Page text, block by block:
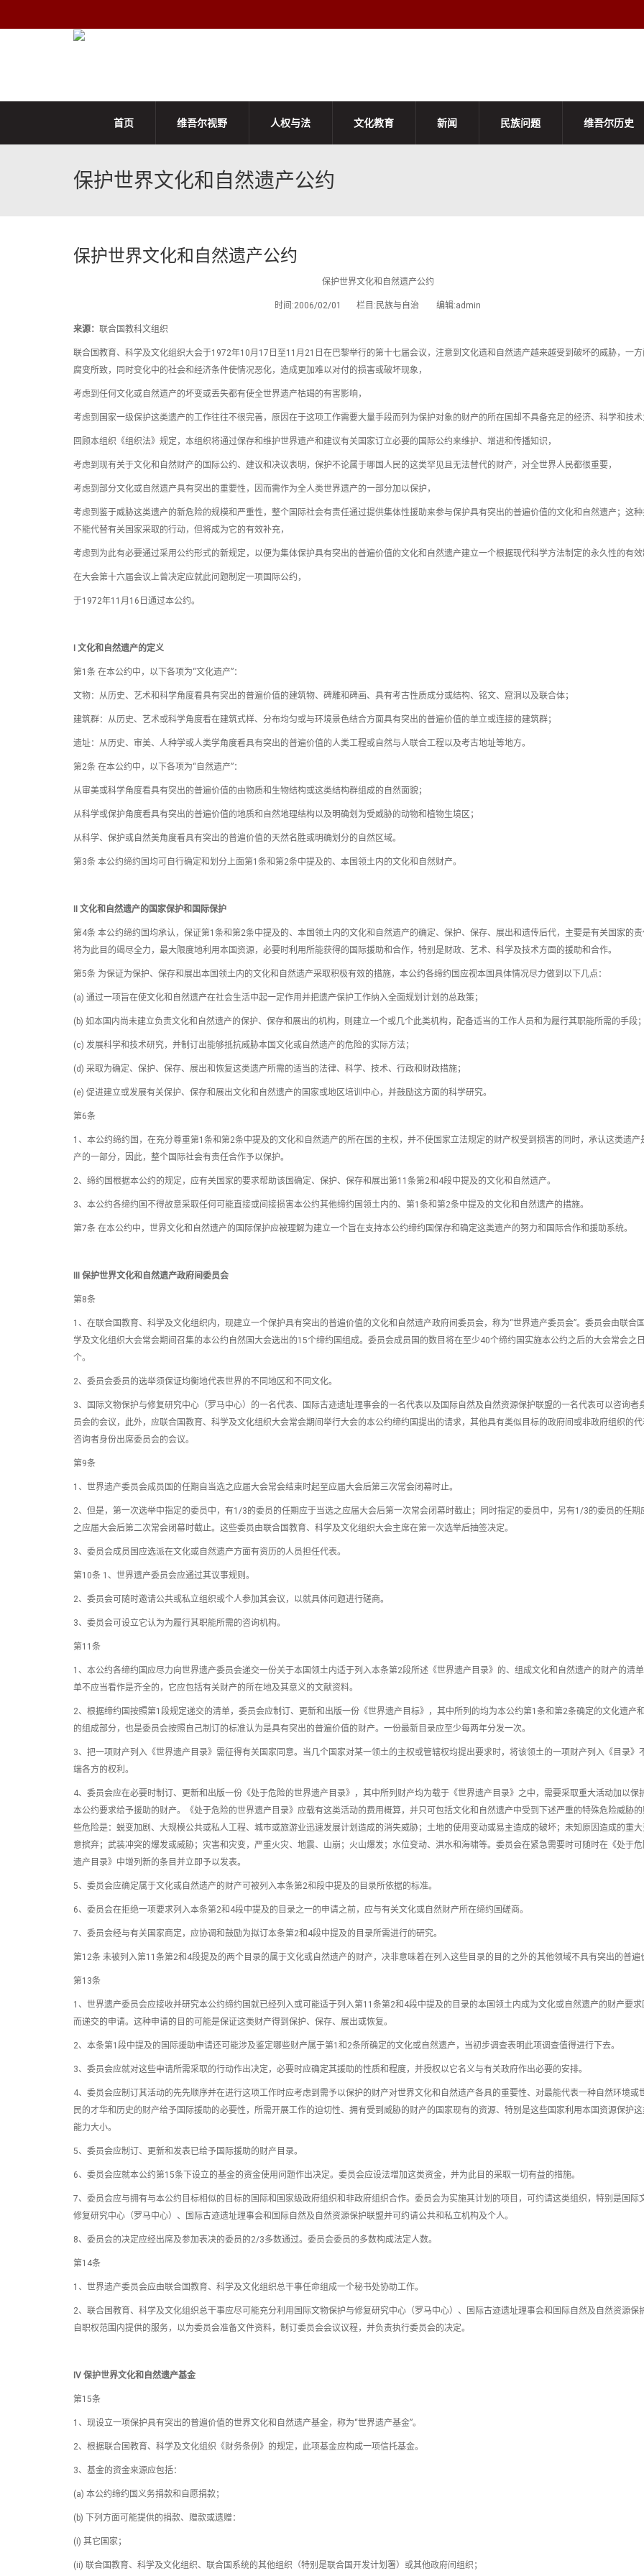
首页 维吾尔视野 人权与法 文化教育 新闻 民族问题 维吾尔历史
保护世界文化和自然遗产公约
保护世界文化和自然遗产公约
保护世界文化和自然遗产公约
时间:2006/02/01 栏目:民族与自治 编辑:admin
来源： 联合国教科文组织
联合国教育、科学及文化组织大会于1972年10月17日至11月21日在巴黎举行的第十七届会议，注意到文化遗和自然遗产越来越受到破坏的威胁，一
腐变所致，同时变化中的社会和经济条件使情况恶化，造成更加难以对付的损害或破坏现象，
考虑到任何文化或自然遗产的坏变或丢失都有使全世界遗产枯竭的有害影响，
考虑到国家一级保护这类遗产的工作往往不很完善，原因在于这项工作需要大量手段而列为保护对象的财产的所在国却不具备充足的经济、科学和技
回顾本组织《组织法》规定，本组织将通过保存和维护世界遗产和建议有关国家订立必要的国际公约来维护、增进和传播知识，
考虑到现有关于文化和自然财产的国际公约、建议和决议表明，保护不论属于哪国人民的这类罕见且无法替代的财产，对全世界人民都很重要，
考虑到部分文化或自然遗产具有突出的重要性，因而需作为全人类世界遗产的一部分加以保护，
考虑到鉴于威胁这类遗产的新危险的规模和严重性，整个国际社会有责任通过提供集体性援助来参与保护具有突出的普遍价值的文化和自然遗产；这
不能代替有关国家采取的行动，但将成为它的有效补充，
考虑到为此有必要通过采用公约形式的新规定，以便为集体保护具有突出的普遍价值的文化和自然遗产建立一个根据现代科学方法制定的永久性的有
在大会第十六届会议上曾决定应就此问题制定一项国际公约，
于1972年11月16日通过本公约。
Ⅰ 文化和自然遗产的定义
第1条 在本公约中，以下各项为“文化遗产”：
文物：从历史、艺术和科学角度看具有突出的普遍价值的建筑物、碑雕和碑画、具有考古性质成分或结构、铭文、窟洞以及联合体；
建筑群：从历史、艺术或科学角度看在建筑式样、分布均匀或与环境景色结合方面具有突出的普遍价值的单立或连接的建筑群；
遗址：从历史、审美、人种学或人类学角度看具有突出的普遍价值的人类工程或自然与人联合工程以及考古地址等地方。
第2条 在本公约中，以下各项为“自然遗产”：
从审美或科学角度看具有突出的普遍价值的由物质和生物结构或这类结构群组成的自然面貌；
从科学或保护角度看具有突出的普遍价值的地质和自然地理结构以及明确划为受威胁的动物和植物生境区；
从科学、保护或自然美角度看具有突出的普遍价值的天然名胜或明确划分的自然区域。
第3条 本公约缔约国均可自行确定和划分上面第1条和第2条中提及的、本国领土内的文化和自然财产。
Ⅱ 文化和自然遗产的国家保护和国际保护
第4条 本公约缔约国均承认，保证第1条和第2条中提及的、本国领土内的文化和自然遗产的确定、保护、保存、展出和遗传后代，主要是有关国家的
将为此目的竭尽全力，最大限度地利用本国资源，必要时利用所能获得的国际援助和合作，特别是财政、艺术、科学及技术方面的援助和合作。
第5条 为保证为保护、保存和展出本国领土内的文化和自然遗产采取积极有效的措施，本公约各缔约国应视本国具体情况尽力做到以下几点：
(a) 通过一项旨在使文化和自然遗产在社会生活中起一定作用并把遗产保护工作纳入全面规划计划的总政策；
(b) 如本国内尚未建立负责文化和自然遗产的保护、保存和展出的机构，则建立一个或几个此类机构，配备适当的工作人员和为履行其职能所需的手段
(c) 发展科学和技术研究，并制订出能够抵抗威胁本国文化或自然遗产的危险的实际方法；
(d) 采取为确定、保护、保存、展出和恢复这类遗产所需的适当的法律、科学、技术、行政和财政措施；
(e) 促进建立或发展有关保护、保存和展出文化和自然遗产的国家或地区培训中心，并鼓励这方面的科学研究。
第6条
1、本公约缔约国，在充分尊重第1条和第2条中提及的文化和自然遗产的所在国的主权，并不使国家立法规定的财产权受到损害的同时，承认这类遗产
产的一部分，因此，整个国际社会有责任合作予以保护。
2、缔约国根据本公约的规定，应有关国家的要求帮助该国确定、保护、保存和展出第11条第2和4段中提及的文化和自然遗产。
3、本公约各缔约国不得故意采取任何可能直接或间接损害本公约其他缔约国领土内的、第1条和第2条中提及的文化和自然遗产的措施。
第7条 在本公约中，世界文化和自然遗产的国际保护应被理解为建立一个旨在支持本公约缔约国保存和确定这类遗产的努力和国际合作和援助系统。
Ⅲ 保护世界文化和自然遗产政府间委员会
第8条
1、在联合国教育、科学及文化组织内，现建立一个保护具有突出的普遍价值的文化和自然遗产政府间委员会，称为“世界遗产委员会”。委员会由联合
学及文化组织大会常会期间召集的本公约自然国大会选出的15个缔约国组成。委员会成员国的数目将在至少40个缔约国实施本公约之后的大会常会之
个。
2、委员会委员的选举须保证均衡地代表世界的不同地区和不同文化。
3、国际文物保护与修复研究中心（罗马中心）的一名代表、国际古迹遗址理事会的一名代表以及国际自然及自然资源保护联盟的一名代表可以咨询者
员会的会议，此外，应联合国教育、科学及文化组织大会常会期间举行大会的本公约缔约国提出的请求，其他具有类似目标的政府间或非政府组织的
咨询者身份出席委员会的会议。
第9条
1、世界遗产委员会成员国的任期自当选之应届大会常会结束时起至应届大会后第三次常会闭幕时止。
2、但是，第一次选举中指定的委员中，有1/3的委员的任期应于当选之应届大会后第一次常会闭幕时截止；同时指定的委员中，另有1/3的委员的任期
之应届大会后第二次常会闭幕时截止。这些委员由联合国教育、科学及文化组织大会主席在第一次选举后抽签决定。
3、委员会成员国应选派在文化或自然遗产方面有资历的人员担任代表。
第10条 1、世界遗产委员会应通过其议事规则。
2、委员会可随时邀请公共或私立组织或个人参加其会议，以就具体问题进行磋商。
3、委员会可设立它认为为履行其职能所需的咨询机构。
第11条
1、本公约各缔约国应尽力向世界遗产委员会递交一份关于本国领土内适于列入本条第2段所述《世界遗产目录》的、组成文化和自然遗产的财产的清
单不应当看作是齐全的，它应包括有关财产的所在地及其意义的文献资料。
2、根据缔约国按照第1段规定递交的清单，委员会应制订、更新和出版一份《世界遗产目标》，其中所列的均为本公约第1条和第2条确定的文化遗产
的组成部分，也是委员会按照自己制订的标准认为是具有突出的普遍价值的财产。一份最新目录应至少每两年分发一次。
3、把一项财产列入《世界遗产目录》需征得有关国家同意。当几个国家对某一领土的主权或管辖权均提出要求时，将该领土的一项财产列入《目录》
端各方的权利。
4、委员会应在必要时制订、更新和出版一份《处于危险的世界遗产目录》，其中所列财产均为载于《世界遗产目录》之中，需要采取重大活动加以保
本公约要求给予援助的财产。《处于危险的世界遗产目录》应载有这类活动的费用概算，并只可包括文化和自然遗产中受到下述严重的特殊危险威胁
些危险是：蜕变加剧、大规模公共或私人工程、城市或旅游业迅速发展计划造成的消失威胁；土地的使用变动或易主造成的破坏；未知原因造成的重
意摈弃；武装冲突的爆发或威胁；灾害和灾变，严重火灾、地震、山崩；火山爆发；水位变动、洪水和海啸等。委员会在紧急需要时可随时在《处于
遗产目录》中增列新的条目并立即予以发表。
5、委员会应确定属于文化或自然遗产的财产可被列入本条第2和段中提及的目录所依据的标准。
6、委员会在拒绝一项要求列入本条第2和4段中提及的目录之一的申请之前，应与有关文化或自然财产所在缔约国磋商。
7、委员会经与有关国家商定，应协调和鼓励为拟订本条第2和4段中提及的目录所需进行的研究。
第12条 未被列入第11条第2和4段提及的两个目录的属于文化或自然遗产的财产，决非意味着在列入这些目录的目的之外的其他领域不具有突出的普遍
第13条
1、世界遗产委员会应接收并研究本公约缔约国就已经列入或可能适于列入第11条第2和4段中提及的目录的本国领土内成为文化或自然遗产的财产要求
而递交的申请。这种申请的目的可能是保证这类财产得到保护、保存、展出或恢复。
2、本条第1段中提及的国际援助申请还可能涉及鉴定哪些财产属于第1和2条所确定的文化或自然遗产，当初步调查表明此项调查值得进行下去。
3、委员会应就对这些申请所需采取的行动作出决定，必要时应确定其援助的性质和程度，并授权以它名义与有关政府作出必要的安排。
4、委员会应制订其活动的先先顺序并在进行这项工作时应考虑到需予以保护的财产对世界文化和自然遗产各具的重要性、对最能代表一种自然环境或
民的才华和历史的财产给予国际援助的必要性，所需开展工作的迫切性、拥有受到威胁的财产的国家现有的资源、特别是这些国家利用本国资源保护
能力大小。
5、委员会应制订、更新和发表已给予国际援助的财产目录。
6、委员会应就本公约第15条下设立的基金的资金使用问题作出决定。委员会应设法增加这类资金，并为此目的采取一切有益的措施。
7、委员会应与拥有与本公约目标相似的目标的国际和国家级政府组织和非政府组织合作。委员会为实施其计划的项目，可约请这类组织，特别是国际
修复研究中心（罗马中心）、国际古迹遗址理事会和国际自然及自然资源保护联盟并可约请公共和私立机构及个人。
8、委员会的决定应经出席及参加表决的委员的2/3多数通过。委员会委员的多数构成法定人数。
第14条
1、世界遗产委员会应由联合国教育、科学及文化组织总干事任命组成一个秘书处协助工作。
2、联合国教育、科学及文化组织总干事应尽可能充分利用国际文物保护与修复研究中心（罗马中心）、国际古迹遗址理事会和国际自然及自然资源保
自职权范围内提供的服务，以为委员会准备文件资料，制订委员会会议议程，并负责执行委员会的决定。
Ⅳ 保护世界文化和自然遗产基金
第15条
1、现设立一项保护具有突出的普遍价值的世界文化和自然遗产基金，称为“世界遗产基金”。
2、根据联合国教育、科学及文化组织《财务条例》的规定，此项基金应构成一项信托基金。
3、基金的资金来源应包括：
(a) 本公约缔约国义务捐款和自愿捐款；
(b) 下列方面可能提供的捐款、赠款或遗赠：
(i) 其它国家；
(ii) 联合国教育、科学及文化组织、联合国系统的其他组织（特别是联合国开发计划署）或其他政府间组织；